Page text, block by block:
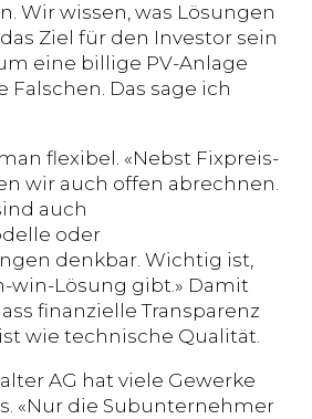
Wir wissen, was Lösungen
Ziel für den Investor sein
eine billige PV-Anlage
Falschen. Das sage ich
flexibel. «Nebst Fixpreis-
wir auch offen abrechnen.
auch
oder
denkbar. Wichtig ist,
win-Lösung gibt.» Damit
finanzielle Transparenz
wie technische Qualität.
AG hat viele Gewerke
«Nur die Subunternehmer